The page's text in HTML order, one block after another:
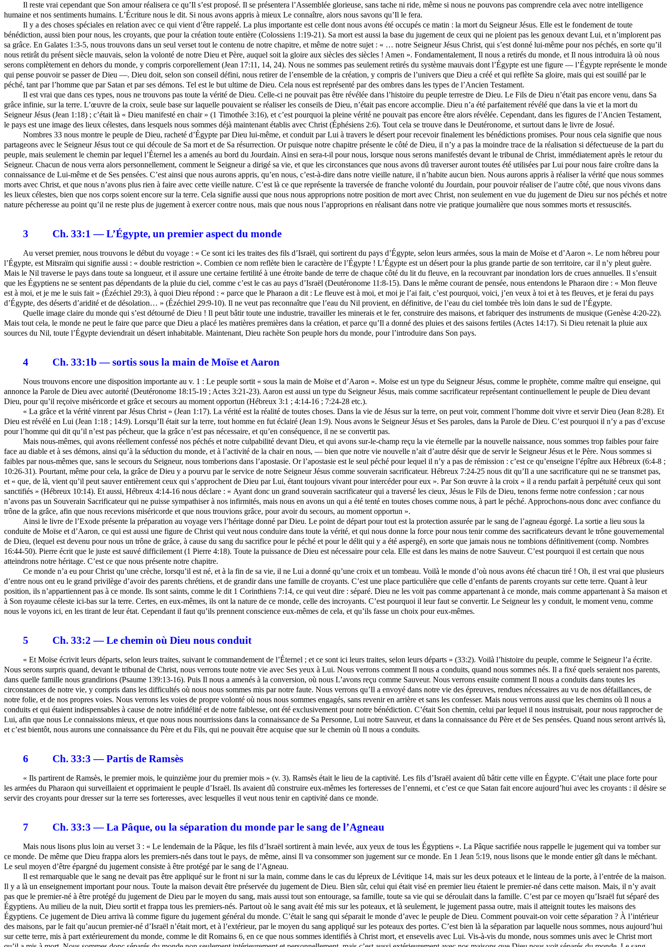
Il reste vrai cependant que Son amour réalisera ce qu’Il s’est proposé. Il se présentera l’Assemblée glorieuse, sans tache ni ride, même si nous ne pouvons pas comprendre cela avec notre intelligence
humaine et nos sentiments humains. L’Écriture nous le dit. Si nous avons appris à mieux Le connaître, alors nous savons qu’Il le fera.
Il y a des choses spéciales en relation avec ce qui vient d’être rappelé. La plus importante est celle dont nous avons été occupés ce matin : la mort du Seigneur Jésus. Elle est le fondement de toute
bénédiction, aussi bien pour nous, les croyants, que pour la création toute entière (Colossiens 1:19-21). Sa mort est aussi la base du jugement de ceux qui ne ploient pas les genoux devant Lui, et n’implorent pas
sa grâce. En Galates 1:3-5, nous trouvons dans un seul verset tout le contenu de notre chapitre, et même de notre sujet : « … notre Seigneur Jésus Christ, qui s’est donné lui-même pour nos péchés, en sorte qu’il
nous retirât du présent siècle mauvais, selon la volonté de notre Dieu et Père, auquel soit la gloire aux siècles des siècles ! Amen ». Fondamentalement, Il nous a retirés du monde, et Il nous introduira là où nous
serons complètement en dehors du monde, y compris corporellement (Jean 17:11, 14, 24). Nous ne sommes pas seulement retirés du système mauvais dont l’Égypte est une figure ― l’Égypte représente le monde
qui pense pouvoir se passer de Dieu —. Dieu doit, selon son conseil défini, nous retirer de l’ensemble de la création, y compris de l’univers que Dieu a créé et qui reflète Sa gloire, mais qui est souillé par le
péché, tant par l’homme que par Satan et par ses démons. Tel est le but ultime de Dieu. Cela nous est représenté par des ombres dans les types de l’Ancien Testament.
Il est vrai que dans ces types, nous ne trouvons pas toute la vérité de Dieu. Celle-ci ne pouvait pas être révélée dans l’histoire du peuple terrestre de Dieu. Le Fils de Dieu n’était pas encore venu, dans Sa
grâce infinie, sur la terre. L’œuvre de la croix, seule base sur laquelle pouvaient se réaliser les conseils de Dieu, n’était pas encore accomplie. Dieu n’a été parfaitement révélé que dans la vie et la mort du
Seigneur Jésus (Jean 1:18) ; c’était là « Dieu manifesté en chair » (1 Timothée 3:16), et c’est pourquoi la pleine vérité ne pouvait pas encore être alors révélée. Cependant, dans les figures de l’Ancien Testament,
le pays est une image des lieux célestes, dans lesquels nous sommes déjà maintenant établis avec Christ (Éphésiens 2:6). Tout cela se trouve dans le Deutéronome, et surtout dans le livre de Josué.
Nombres 33 nous montre le peuple de Dieu, racheté d’Égypte par Dieu lui-même, et conduit par Lui à travers le désert pour recevoir finalement les bénédictions promises. Pour nous cela signifie que nous
partageons avec le Seigneur Jésus tout ce qui découle de Sa mort et de Sa résurrection. Or puisque notre chapitre présente le côté de Dieu, il n’y a pas la moindre trace de la réalisation si défectueuse de la part du
peuple, mais seulement le chemin par lequel l’Éternel les a amenés au bord du Jourdain. Ainsi en sera-t-il pour nous, lorsque nous serons manifestés devant le tribunal de Christ, immédiatement après le retour du
Seigneur. Chacun de nous verra alors personnellement, comment le Seigneur a dirigé sa vie, et que les circonstances que nous avons dû traverser auront toutes été utilisées par Lui pour nous faire croître dans la
connaissance de Lui-même et de Ses pensées. C’est ainsi que nous aurons appris, qu’en nous, c’est-à-dire dans notre vieille nature, il n’habite aucun bien. Nous aurons appris à réaliser la vérité que nous sommes
morts avec Christ, et que nous n’avons plus rien à faire avec cette vieille nature. C’est là ce que représente la traversée de franche volonté du Jourdain, pour pouvoir réaliser de l’autre côté, que nous vivons dans
les lieux célestes, bien que nos corps soient encore sur la terre. Cela signifie aussi que nous nous approprions notre position de mort avec Christ, non seulement en vue du jugement de Dieu sur nos péchés et notre
nature pécheresse au point qu’il ne reste plus de jugement à exercer contre nous, mais que nous nous l’approprions en réalisant dans notre vie pratique journalière que nous sommes morts et ressuscités.
3 Ch. 33:1 — L’Égypte, un premier aspect du monde
Au verset premier, nous trouvons le début du voyage : « Ce sont ici les traites des fils d’Israël, qui sortirent du pays d’Égypte, selon leurs armées, sous la main de Moïse et d’Aaron ». Le nom hébreu pour
l’Égypte, est Mitsraïm qui signifie aussi : « double restriction ». Combien ce nom reflète bien le caractère de l’Égypte ! L’Égypte est un désert pour la plus grande partie de son territoire, car il n’y pleut guère.
Mais le Nil traverse le pays dans toute sa longueur, et il assure une certaine fertilité à une étroite bande de terre de chaque côté du lit du fleuve, en la recouvrant par inondation lors de crues annuelles. Il s’ensuit
que les Égyptiens ne se sentent pas dépendants de la pluie du ciel, comme c’est le cas au pays d’Israël (Deutéronome 11:8-15). Dans le même courant de pensée, nous entendons le Pharaon dire : « Mon fleuve
est à moi, et je me le suis fait » (Ézéchiel 29:3), à quoi Dieu répond : « parce que le Pharaon a dit : Le fleuve est à moi, et moi je l’ai fait, c’est pourquoi, voici, j’en veux à toi et à tes fleuves, et je ferai du pays
d’Égypte, des déserts d’aridité et de désolation… » (Ézéchiel 29:9-10). Il ne veut pas reconnaître que l’eau du Nil provient, en définitive, de l’eau du ciel tombée très loin dans le sud de l’Égypte.
Quelle image claire du monde qui s’est détourné de Dieu ! Il peut bâtir toute une industrie, travailler les minerais et le fer, construire des maisons, et fabriquer des instruments de musique (Genèse 4:20-22).
Mais tout cela, le monde ne peut le faire que parce que Dieu a placé les matières premières dans la création, et parce qu’Il a donné des pluies et des saisons fertiles (Actes 14:17). Si Dieu retenait la pluie aux
sources du Nil, toute l’Égypte deviendrait un désert inhabitable. Maintenant, Dieu rachète Son peuple hors du monde, pour l’introduire dans Son pays.
4 Ch. 33:1b — sortis sous la main de Moïse et Aaron
Nous trouvons encore une disposition importante au v. 1 : Le peuple sortit « sous la main de Moïse et d’Aaron ». Moïse est un type du Seigneur Jésus, comme le prophète, comme maître qui enseigne, qui
annonce la Parole de Dieu avec autorité (Deutéronome 18:15-19 ; Actes 3:21-23). Aaron est aussi un type du Seigneur Jésus, mais comme sacrificateur représentant continuellement le peuple de Dieu devant
Dieu, pour qu’il reçoive miséricorde et grâce et secours au moment opportun (Hébreux 3:1 ; 4:14-16 ; 7:24-28 etc.).
« La grâce et la vérité vinrent par Jésus Christ » (Jean 1:17). La vérité est la réalité de toutes choses. Dans la vie de Jésus sur la terre, on peut voir, comment l’homme doit vivre et servir Dieu (Jean 8:28). Et
Dieu est révélé en Lui (Jean 1:18 ; 14:9). Lorsqu’Il était sur la terre, tout homme en fut éclairé (Jean 1:9). Nous avons le Seigneur Jésus et Ses paroles, dans la Parole de Dieu. C’est pourquoi il n’y a pas d’excuse
pour l’homme qui dit qu’il n’est pas pécheur, que la grâce n’est pas nécessaire, et qu’en conséquence, il ne se convertit pas.
Mais nous-mêmes, qui avons réellement confessé nos péchés et notre culpabilité devant Dieu, et qui avons sur-le-champ reçu la vie éternelle par la nouvelle naissance, nous sommes trop faibles pour faire
face au diable et à ses démons, ainsi qu’à la séduction du monde, et à l’activité de la chair en nous, ― bien que notre vie nouvelle n’ait d’autre désir que de servir le Seigneur Jésus et le Père. Nous sommes si
faibles par nous-mêmes que, sans le secours du Seigneur, nous tomberions dans l’apostasie. Or l’apostasie est le seul péché pour lequel il n’y a pas de rémission : c’est ce qu’enseigne l’épître aux Hébreux (6:4-8 ;
10:26-31). Pourtant, même pour cela, la grâce de Dieu y a pourvu par le service de notre Seigneur Jésus comme souverain sacrificateur. Hébreux 7:24-25 nous dit qu’Il a une sacrificature qui ne se transmet pas,
et « que, de là, vient qu’il peut sauver entièrement ceux qui s’approchent de Dieu par Lui, étant toujours vivant pour intercéder pour eux ». Par Son œuvre à la croix « il a rendu parfait à perpétuité ceux qui sont
sanctifiés » (Hébreux 10:14). Et aussi, Hébreux 4:14-16 nous déclare : « Ayant donc un grand souverain sacrificateur qui a traversé les cieux, Jésus le Fils de Dieu, tenons ferme notre confession ; car nous
n’avons pas un Souverain Sacrificateur qui ne puisse sympathiser à nos infirmités, mais nous en avons un qui a été tenté en toutes choses comme nous, à part le péché. Approchons-nous donc avec confiance du
trône de la grâce, afin que nous recevions miséricorde et que nous trouvions grâce, pour avoir du secours, au moment opportun ».
Ainsi le livre de l’Exode présente la préparation au voyage vers l’héritage donné par Dieu. Le point de départ pour tout est la protection assurée par le sang de l’agneau égorgé. La sortie a lieu sous la
conduite de Moïse et d’Aaron, ce qui est aussi une figure de Christ qui veut nous conduire dans toute la vérité, et qui nous donne la force pour nous tenir comme des sacrificateurs devant le trône gouvernemental
de Dieu, (lequel est devenu pour nous un trône de grâce, à cause du sang du sacrifice pour le péché et pour le délit qui y a été aspergé), en sorte que jamais nous ne tombions définitivement (comp. Nombres
16:44-50). Pierre écrit que le juste est sauvé difficilement (1 Pierre 4:18). Toute la puissance de Dieu est nécessaire pour cela. Elle est dans les mains de notre Sauveur. C’est pourquoi il est certain que nous
atteindrons notre héritage. C’est ce que nous présente notre chapitre.
Ce monde n’a eu pour Christ qu’une crèche, lorsqu’il est né, et à la fin de sa vie, il ne Lui a donné qu’une croix et un tombeau. Voilà le monde d’où nous avons été chacun tiré ! Oh, il est vrai que plusieurs
d’entre nous ont eu le grand privilège d’avoir des parents chrétiens, et de grandir dans une famille de croyants. C’est une place particulière que celle d’enfants de parents croyants sur cette terre. Quant à leur
position, ils n’appartiennent pas à ce monde. Ils sont saints, comme le dit 1 Corinthiens 7:14, ce qui veut dire : séparé. Dieu ne les voit pas comme appartenant à ce monde, mais comme appartenant à Sa maison et
à Son royaume céleste ici-bas sur la terre. Certes, en eux-mêmes, ils ont la nature de ce monde, celle des incroyants. C’est pourquoi il leur faut se convertir. Le Seigneur les y conduit, le moment venu, comme
nous le voyons ici, en les tirant de leur état. Cependant il faut qu’ils prennent conscience eux-mêmes de cela, et qu’ils fasse un choix pour eux-mêmes.
5 Ch. 33:2 — Le chemin où Dieu nous conduit
« Et Moïse écrivit leurs départs, selon leurs traites, suivant le commandement de l’Éternel ; et ce sont ici leurs traites, selon leurs départs » (33:2). Voilà l’histoire du peuple, comme le Seigneur l’a écrite.
Nous serons surpris quand, devant le tribunal de Christ, nous verrons toute notre vie avec Ses yeux à Lui. Nous verrons comment Il nous a conduits, quand nous sommes nés. Il a fixé quels seraient nos parents,
dans quelle famille nous grandirions (Psaume 139:13-16). Puis Il nous a amenés à la conversion, où nous L’avons reçu comme Sauveur. Nous verrons ensuite comment Il nous a conduits dans toutes les
circonstances de notre vie, y compris dans les difficultés où nous nous sommes mis par notre faute. Nous verrons qu’Il a envoyé dans notre vie des épreuves, rendues nécessaires au vu de nos défaillances, de
notre folie, et de nos propres voies. Nous verrons les voies de propre volonté où nous nous sommes engagés, sans revenir en arrière et sans les confesser. Mais nous verrons aussi que les chemins où Il nous a
conduits et qui étaient indispensables à cause de notre infidélité et de notre faiblesse, ont été exclusivement pour notre bénédiction. C’était Son chemin, celui par lequel il nous instruisait, pour nous rapprocher de
Lui, afin que nous Le connaissions mieux, et que nous nous nourrissions dans la connaissance de Sa Personne, Lui notre Sauveur, et dans la connaissance du Père et de Ses pensées. Quand nous seront arrivés là,
et c’est bientôt, nous aurons une connaissance du Père et du Fils, qui ne pouvait être acquise que sur le chemin où Il nous a conduits.
6 Ch. 33:3 — Partis de Ramsès
« Ils partirent de Ramsès, le premier mois, le quinzième jour du premier mois » (v. 3). Ramsès était le lieu de la captivité. Les fils d’Israël avaient dû bâtir cette ville en Égypte. C’était une place forte pour
les armées du Pharaon qui surveillaient et opprimaient le peuple d’Israël. Ils avaient dû construire eux-mêmes les forteresses de l’ennemi, et c’est ce que Satan fait encore aujourd’hui avec les croyants : il désire se
servir des croyants pour dresser sur la terre ses forteresses, avec lesquelles il veut nous tenir en captivité dans ce monde.
7 Ch. 33:3 — La Pâque, ou la séparation du monde par le sang de l’Agneau
Mais nous lisons plus loin au verset 3 : « Le lendemain de la Pâque, les fils d’Israël sortirent à main levée, aux yeux de tous les Égyptiens ». La Pâque sacrifiée nous rappelle le jugement qui va tomber sur
ce monde. De même que Dieu frappa alors les premiers-nés dans tout le pays, de même, ainsi Il va consommer son jugement sur ce monde. En 1 Jean 5:19, nous lisons que le monde entier gît dans le méchant.
Le seul moyen d’être épargné du jugement consiste à être protégé par le sang de l’Agneau.
Il est remarquable que le sang ne devait pas être appliqué sur le front ni sur la main, comme dans le cas du lépreux de Lévitique 14, mais sur les deux poteaux et le linteau de la porte, à l’entrée de la maison.
Il y a là un enseignement important pour nous. Toute la maison devait être préservée du jugement de Dieu. Bien sûr, celui qui était visé en premier lieu étaient le premier-né dans cette maison. Mais, il n’y avait
pas que le premier-né à être protégé du jugement de Dieu par le moyen du sang, mais aussi tout son entourage, sa famille, toute sa vie qui se déroulait dans la famille. C’est par ce moyen qu’Israël fut séparé des
Égyptiens. Au milieu de la nuit, Dieu sortit et frappa tous les premiers-nés. Partout où le sang avait été mis sur les poteaux, et là seulement, le jugement passa outre, mais il atteignit toutes les maisons des
Égyptiens. Ce jugement de Dieu arriva là comme figure du jugement général du monde. C’était le sang qui séparait le monde d’avec le peuple de Dieu. Comment pouvait-on voir cette séparation ? À l’intérieur
des maisons, par le fait qu’aucun premier-né d’Israël n’était mort, et à l’extérieur, par le moyen du sang appliqué sur les poteaux des portes. C’est bien là la séparation par laquelle nous sommes, nous aujourd’hui
sur cette terre, mis à part extérieurement du monde, comme le dit Romains 6, en ce que nous sommes identifiés à Christ mort, et ensevelis avec Lui. Vis-à-vis du monde, nous sommes unis avec le Christ mort